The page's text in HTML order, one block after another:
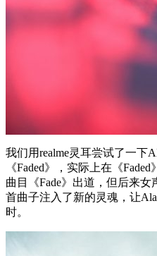
我们用realme灵耳尝试了一下
《Faded》，实际上在《
曲目《Fade》出道，但后来女
首曲子注入了新的灵魂，让
时。